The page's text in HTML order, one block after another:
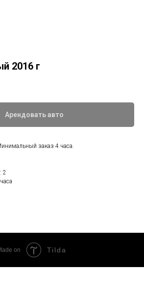
2016 г
Арендовать авто
заказ 4 часа.
2
on Tilda